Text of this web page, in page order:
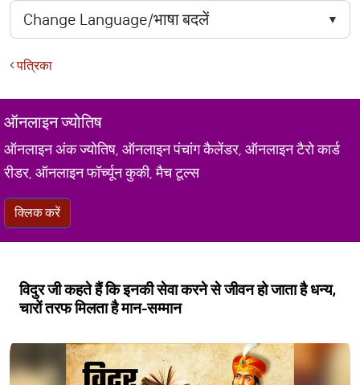
पत्रिका
ऑनलाइन ज्योतिष
ऑनलाइन अंक ज्योतिष, ऑनलाइन पंचांग कैलेंडर, ऑनलाइन टैरो कार्ड
रीडर, ऑनलाइन फॉर्च्यून कुकी, मैच टूल्स
क्लिक करें
विदुर जी कहते हैं कि इनकी सेवा करने से जीवन हो जाता है धन्य,
चारों तरफ मिलता है मान-सम्मान